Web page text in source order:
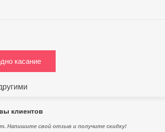
касание
клиентов
Напишите свой отзыв и получите скидку!